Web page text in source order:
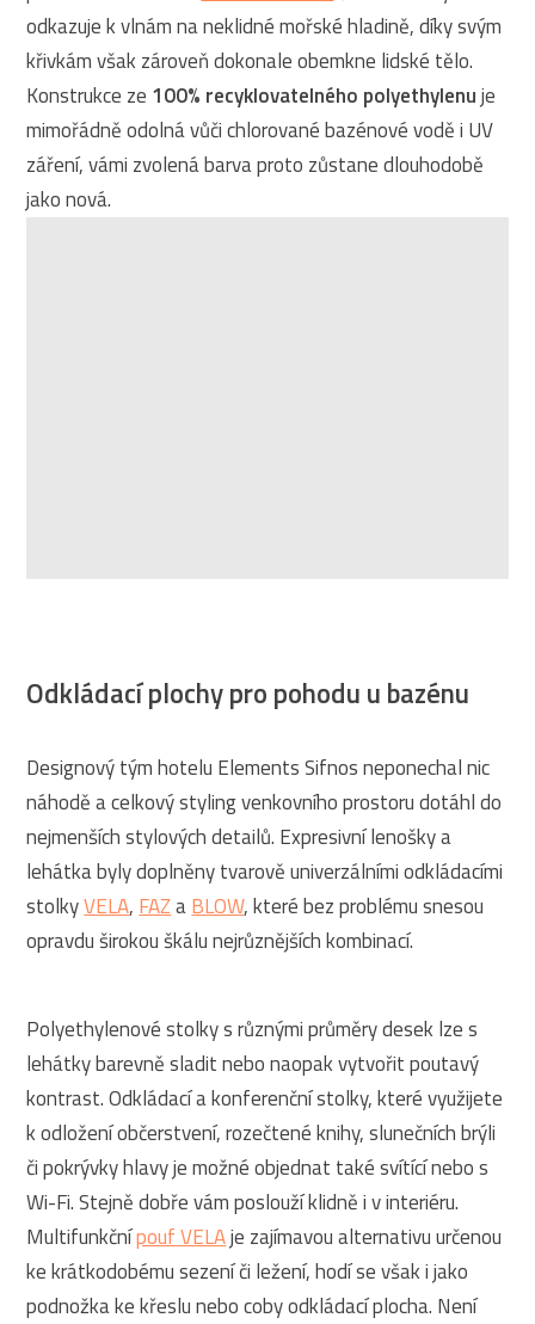
odkazuje k vlnám na neklidné mořské hladině, díky svým
křivkám však zároveň dokonale obemkne lidské tělo.
Konstrukce ze 100% recyklovatelného polyethylenuje
mimořádně odolná vůči chlorované bazénové vodě i UV
záření, vámi zvolená barva proto zůstane dlouhodobě
jako nová.
Odkládací plochy pro pohodu u bazénu
Designový tým hotelu Elements Sifnos neponechal nic
náhodě a celkový styling venkovního prostoru dotáhl do
nejmenších stylových detailů. Expresivní lenošky a
lehátka byly doplněny tvarově univerzálními odkládacími
stolkyVELA, FAZaBLOW, které bez problému snesou
opravdu širokou škálu nejrůznějších kombinací.
Polyethylenové stolky s různými průměry desek lze s
lehátky barevně sladit nebo naopak vytvořit poutavý
kontrast. Odkládací a konferenční stolky, které využijete
k odložení občerstvení, rozečtené knihy, slunečních brýli
či pokrývky hlavy je možné objednat také svítící nebo s
Wi-Fi. Stejně dobře vám poslouží klidně i v interiéru.
Multifunkčnípouf VELAje zajímavou alternativu určenou
ke krátkodobému sezení či ležení, hodí se však i jako
podnožka ke křeslu nebo coby odkládací plocha. Není